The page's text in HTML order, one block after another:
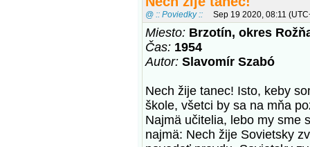
@ :: Poviedky :: Sep 19 2020, 08:11
Miesto: Brzotín, okres
Čas: 1954
Autor: Slavomír Szabó
Nech žije tanec! Isto, keby
škole, všetci by sa na mňa
Najmä učitelia, lebo my sme
najmä: Nech žije Sovietsky